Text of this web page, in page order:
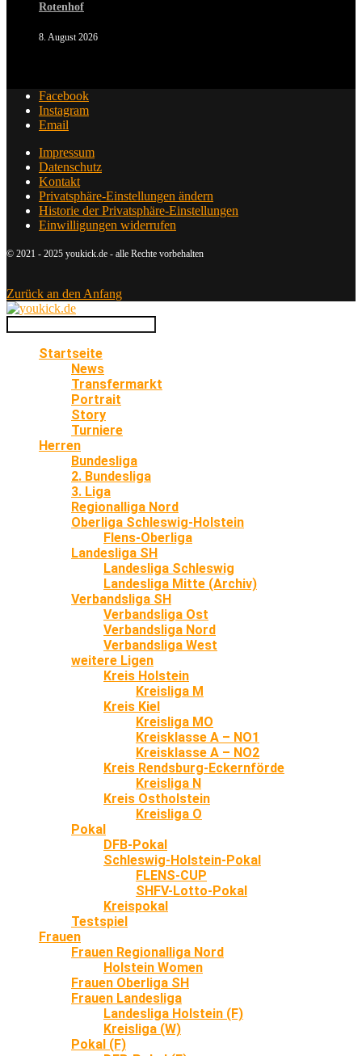
Rotenhof
8. August 2026
Facebook
Instagram
Email
Impressum
Datenschutz
Kontakt
Privatsphäre-Einstellungen ändern
Historie der Privatsphäre-Einstellungen
Einwilligungen widerrufen
© 2021 - 2025 youkick.de - alle Rechte vorbehalten
Zurück an den Anfang
Startseite
News
Transfermarkt
Portrait
Story
Turniere
Herren
Bundesliga
2. Bundesliga
3. Liga
Regionalliga Nord
Oberliga Schleswig-Holstein
Flens-Oberliga
Landesliga SH
Landesliga Schleswig
Landesliga Mitte (Archiv)
Verbandsliga SH
Verbandsliga Ost
Verbandsliga Nord
Verbandsliga West
weitere Ligen
Kreis Holstein
Kreisliga M
Kreis Kiel
Kreisliga MO
Kreisklasse A – NO1
Kreisklasse A – NO2
Kreis Rendsburg-Eckernförde
Kreisliga N
Kreis Ostholstein
Kreisliga O
Pokal
DFB-Pokal
Schleswig-Holstein-Pokal
FLENS-CUP
SHFV-Lotto-Pokal
Kreispokal
Testspiel
Frauen
Frauen Regionalliga Nord
Holstein Women
Frauen Oberliga SH
Frauen Landesliga
Landesliga Holstein (F)
Kreisliga (W)
Pokal (F)